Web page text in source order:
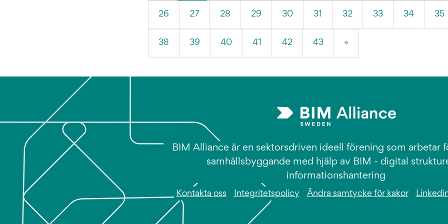
26 27 28 29 30 31 32 33 34 35
38 39 40 41 42 43 »
BIM Alliance är en sektorsdriven ideell förening som arbetar
samhällsbyggande med hjälp av BIM - digital
informationshantering
Kontakta oss Integritetspolicy Ändra samtycke för kakor